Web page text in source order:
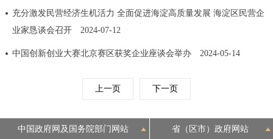
充分激发民营经济生机活力 全面促进海淀高质量发展 海淀区民营企
业家恳谈会召开
2024-07-12
中国创新创业大赛北京赛区获奖企业座谈会举办 2024-05-14
上一页 下一页
中国政府网及国务院部门网站 省（区市）政府网站